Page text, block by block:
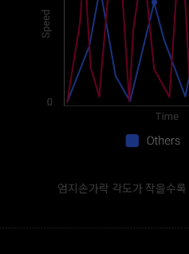
엄지손가락 각도가 작을수